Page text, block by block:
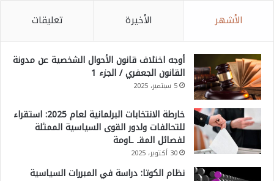
الأشهر الأخيرة تعليقات
أوجه اختلاف قانون الأحوال الشخصية عن مدونة
القانون الجعفري / الجزء 1
5 سبتمبر، 2025
خارطة الانتخابات البرلمانية لعام 2025: استقراء
للتحالفات ولدور القوى السياسية الممثلة
لفصائل المقـ ـاومة
30 أكتوبر، 2025
نظام الكوتا: دراسة في المبررات السياسية